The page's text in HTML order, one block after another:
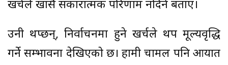
खर्चले खासै सकारात्मक परिणाम नदिने बताए।
उनी थप्छन्, निर्वाचनमा हुने खर्चले थप मूल्यवृद्धि
गर्ने सम्भावना देखिएको छ। हामी चामल पनि आयात